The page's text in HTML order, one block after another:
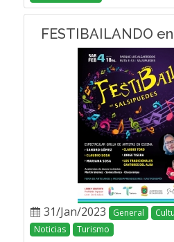
FESTIBAILANDO
31/Jan/2023 General
Noticias
Turismo